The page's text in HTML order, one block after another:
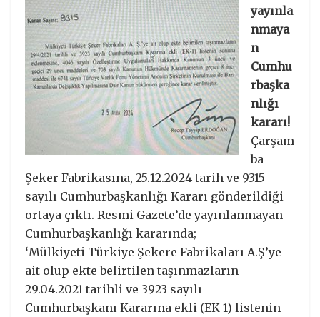
yayınla
nmaya
n
Cumhu
rbaşka
nlığı
kararı!
Çarşam
ba
Şeker Fabrikasına, 25.12.2024 tarih ve 9315
sayılı Cumhurbaşkanlığı Kararı gönderildiği
ortaya çıktı. Resmi Gazete’de yayınlanmayan
Cumhurbaşkanlığı kararında;
‘Mülkiyeti Türkiye Şekere Fabrikaları A.Ş’ye
ait olup ekte belirtilen taşınmazların
29.04.2021 tarihli ve 3923 sayılı
Cumhurbaşkanı Kararına ekli (EK-1) listenin